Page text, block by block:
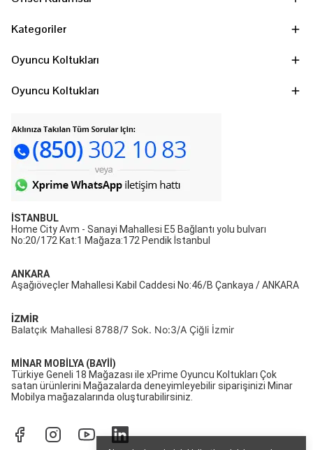
Kategoriler
Oyuncu Koltukları
Oyuncu Koltukları
İSTANBUL
Home City Avm - Sanayi Mahallesi E5 Bağlantı yolu bulvarı
No:20/172 Kat:1 Mağaza:172 Pendik İstanbul
ANKARA
Aşağıöveçler Mahallesi Kabil Caddesi No:46/B Çankaya / ANKARA
İZMİR
Balatçık Mahallesi 8788/7 Sok. No:3/A Çiğli İzmir
MİNAR MOBİLYA (BAYİİ)
Türkiye Geneli 18 Mağazası ile xPrime Oyuncu Koltukları Çok
satan ürünlerini Mağazalarda deneyimleyebilir siparişinizi Minar
Mobilya mağazalarında oluşturabilirsiniz.